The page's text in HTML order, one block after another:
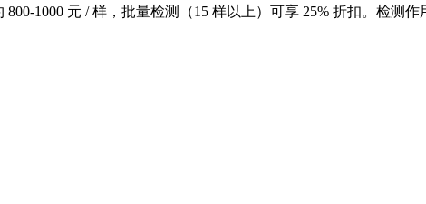
1000 元 / 样，批量检测（15 样以上）可享 25% 折扣。检测